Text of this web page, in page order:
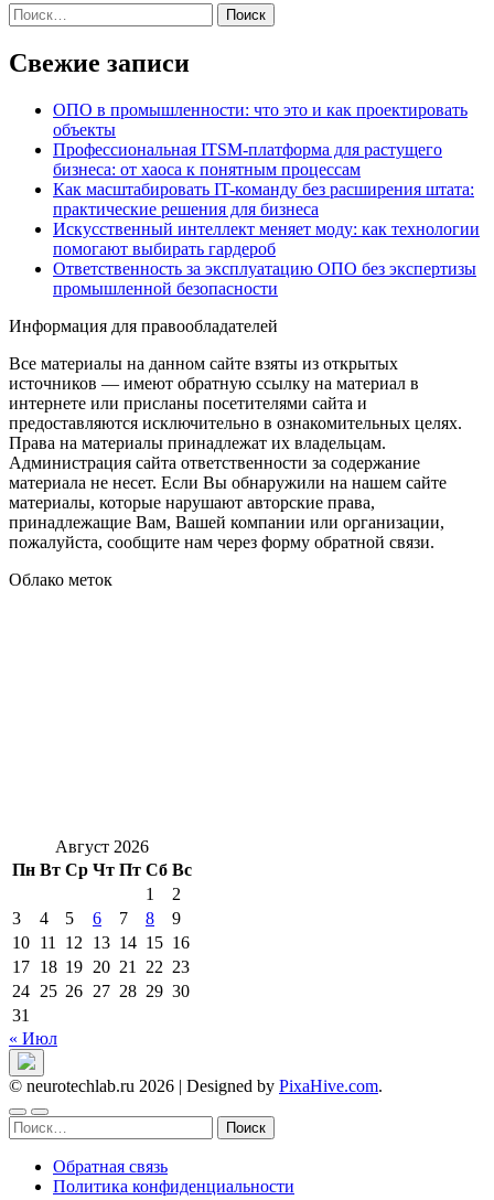
Найти:
Свежие записи
ОПО в промышленности: что это и как проектировать
объекты
Профессиональная ITSM-платформа для растущего
бизнеса: от хаоса к понятным процессам
Как масштабировать IT-команду без расширения штата:
практические решения для бизнеса
Искусственный интеллект меняет моду: как технологии
помогают выбирать гардероб
Ответственность за эксплуатацию ОПО без экспертизы
промышленной безопасности
Информация для правообладателей
Все материалы на данном сайте взяты из открытых
источников — имеют обратную ссылку на материал в
интернете или присланы посетителями сайта и
предоставляются исключительно в ознакомительных целях.
Права на материалы принадлежат их владельцам.
Администрация сайта ответственности за содержание
материала не несет. Если Вы обнаружили на нашем сайте
материалы, которые нарушают авторские права,
принадлежащие Вам, Вашей компании или организации,
пожалуйста, сообщите нам через форму обратной связи.
Облако меток
Август 2026
Пн Вт Ср Чт Пт Сб Вс
1
2
3
4 5 6 7 8
9
10 11 12 13 14 15 16
17 18 19 20 21 22 23
24 25 26 27 28 29 30
31
« Июл
© neurotechlab.ru 2026 | Designed by PixaHive.com.
Найти:
Обратная связь
Политика конфиденциальности